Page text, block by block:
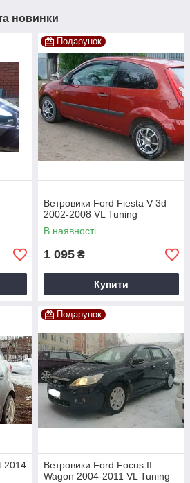
новинки
Подарунок
Ветровики Ford Fiesta V 3d
2002-2008 VL Tuning
В наявності
1 095 ₴
Купити
2014
Подарунок
Ветровики Ford Focus II
Wagon 2004-2011 VL Tuning